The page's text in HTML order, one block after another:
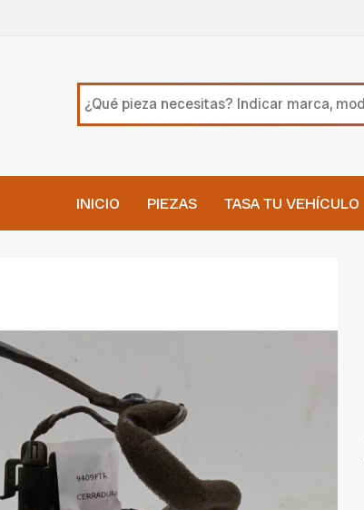
INICIO PIEZAS TASA TU VEHÍCULO